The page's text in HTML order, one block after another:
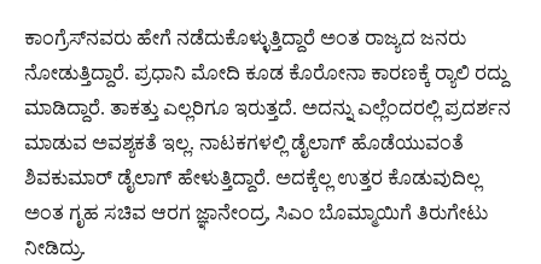
ಕಾಂಗ್ರೆಸ್‌ನವರು ಹೇಗೆ ನಡೆದುಕೊಳ್ಳುತ್ತಿದ್ದಾರೆ ಅಂತ ರಾಜ್ಯದ ಜನರು
ನೋಡುತ್ತಿದ್ದಾರೆ. ಪ್ರಧಾನಿ ಮೋದಿ ಕೂಡ ಕೊರೋನಾ ಕಾರಣಕ್ಕೆ ರ‍್ಯಾಲಿ ರದ್ದು
ಮಾಡಿದ್ದಾರೆ. ತಾಕತ್ತು ಎಲ್ಲರಿಗೂ ಇರುತ್ತದೆ. ಅದನ್ನು ಎಲ್ಲೆಂದರಲ್ಲಿ ಪ್ರದರ್ಶನ
ಮಾಡುವ ಅವಶ್ಯಕತೆ ಇಲ್ಲ. ನಾಟಕಗಳಲ್ಲಿ ಡೈಲಾಗ್ ಹೊಡೆಯುವಂತೆ
ಶಿವಕುಮಾರ್ ಡೈಲಾಗ್ ಹೇಳುತ್ತಿದ್ದಾರೆ. ಅದಕ್ಕೆಲ್ಲ ಉತ್ತರ ಕೊಡುವುದಿಲ್ಲ
ಅಂತ ಗೃಹ ಸಚಿವ ಆರಗ ಜ್ಞಾನೇಂದ್ರ, ಸಿಎಂ ಬೊಮ್ಮಾಯಿಗೆ ತಿರುಗೇಟು
ನೀಡಿದ್ರು.